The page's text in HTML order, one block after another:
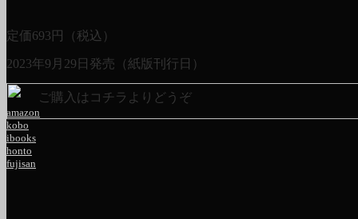
定価693円（税込）
2023年9月29日発売（紙版刊行日）
ご購入はコチラよりどうぞ
amazon
kobo
ibooks
honto
fujisan